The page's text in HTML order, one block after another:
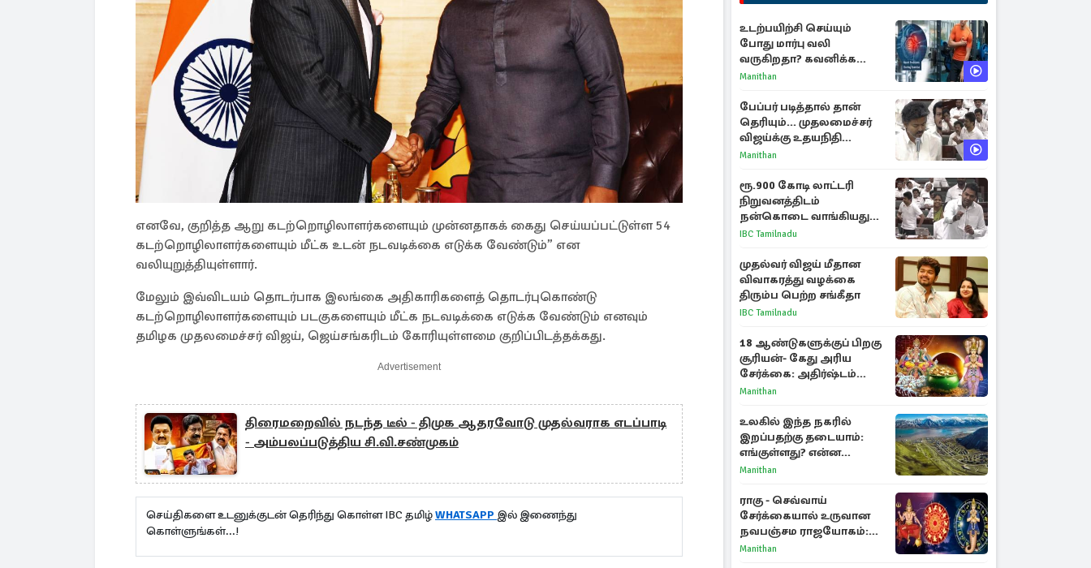
எனவே, குறித்த ஆறு கடற்றொழிலாளர்களையும் முன்னதாகக் கைது செய்யப்பட்டுள்ள 54
கடற்றொழிலாளர்களையும் மீட்க உடன் நடவடிக்கை எடுக்க வேண்டும்” என
வலியுறுத்தியுள்ளார்.
மேலும் இவ்விடயம் தொடர்பாக இலங்கை அதிகாரிகளைத் தொடர்புகொண்டு
கடற்றொழிலாளர்களையும் படகுகளையும் மீட்க நடவடிக்கை எடுக்க வேண்டும் எனவும்
தமிழக முதலமைச்சர் விஜய், ஜெய்சங்கரிடம் கோரியுள்ளமை குறிப்பிடத்தக்கது.
Advertisement
திரைமறைவில் நடந்த டீல் - திமுக ஆதரவோடு முதல்வராக எடப்பாடி
- அம்பலப்படுத்திய சி.வி.சண்முகம்
செய்திகளை உடனுக்குடன் தெரிந்து கொள்ள IBC தமிழ்WHATSAPP இல் இணைந்து
கொள்ளுங்கள்...!
உடற்பயிற்சி செய்யும்
போது மார்பு வலி
வருகிறதா? கவனிக்க
வேண்டிய எச்சரிக்கை
Manithan
பேப்பர் படித்தால் தான்
தெரியும்... முதலமைச்சர்
விஜய்க்கு உதயநிதி
ஸ்டாலின் பதிலடி
Manithan
ரூ.900 கோடி லாட்டரி
நிறுவனத்திடம்
நன்கொடை வாங்கியது
ஏன்? உதயநிதி - ஆதவ்
IBC Tamilnadu
முதல்வர் விஜய் மீதான
விவாகரத்து வழக்கை
திரும்ப பெற்ற சங்கீதா
IBC Tamilnadu
18 ஆண்டுகளுக்குப் பிறகு
சூரியன்- கேது அரிய
சேர்க்கை: அதிர்ஷ்டம்
பெறும் 3 ராசிகள்!
Manithan
உலகில் இந்த நகரில்
இறப்பதற்கு தடையாம்:
எங்குள்ளது? என்ன
காரணம் தெரியுமா?
Manithan
ராகு - செவ்வாய்
சேர்க்கையால் உருவான
நவபஞ்சம ராஜயோகம்:
அதிர்ஷ்டம் பெறும் 3
Manithan